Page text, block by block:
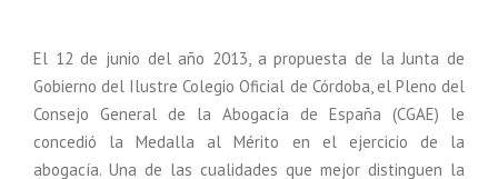
El 12 de junio del año 2013, a propuesta de la Junta de
Gobierno del Ilustre Colegio Oficial de Córdoba, el Pleno del
Consejo General de la Abogacía de España (CGAE) le
concedió la Medalla al Mérito en el ejercicio de la
abogacía. Una de las cualidades que mejor distinguen la